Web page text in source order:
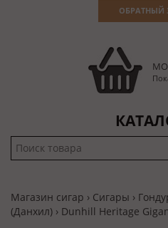
ОБРАТНЫЙ
Магазин сигар › Сигары ›
(Данхил) › Dunhill Heritage